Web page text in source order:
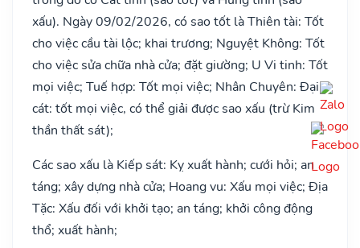
xấu). Ngày 09/02/2026, có sao tốt là Thiên tài: Tốt
cho việc cầu tài lộc; khai trương; Nguyệt Không: Tốt
cho việc sửa chữa nhà cửa; đặt giường; U Vi tinh: Tốt
mọi việc; Tuế hợp: Tốt mọi việc; Nhân Chuyên: Đại
cát: tốt mọi việc, có thể giải được sao xấu (trừ Kim
thần thất sát);
Các sao xấu là Kiếp sát: Kỵ xuất hành; cưới hỏi; an
táng; xây dựng nhà cửa; Hoang vu: Xấu mọi việc; Địa
Tặc: Xấu đối với khởi tạo; an táng; khởi công động
thổ; xuất hành;